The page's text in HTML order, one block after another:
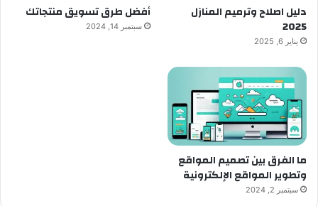
دليل اصلاح وترميم المنازل
2025
يناير 6, 2025
أفضل طرق تسويق منتجاتك
سبتمبر 14, 2024
ما الفرق بين تصميم المواقع
وتطوير المواقع الإلكترونية
سبتمبر 2, 2024